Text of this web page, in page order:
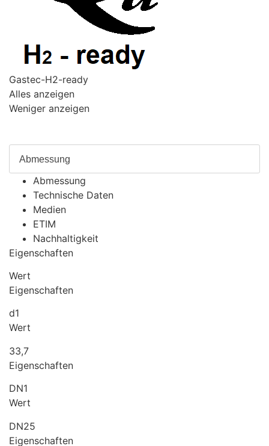
Gastec-H2-ready
Alles anzeigen
Weniger anzeigen
Abmessung
Technische Daten
Medien
ETIM
Nachhaltigkeit
Eigenschaften
Wert
Eigenschaften
d1
Wert
33,7
Eigenschaften
DN1
Wert
DN25
Eigenschaften